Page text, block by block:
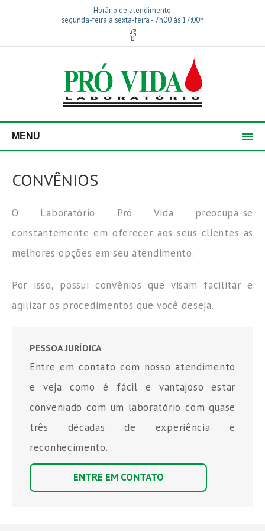
Horário de atendimento:
segunda-feira a sexta-feira - 7h00 às 17:00h
MENU
CONVÊNIOS
O Laboratório Pró Vida preocupa-se
constantemente em oferecer aos seus clientes as
melhores opções em seu atendimento.
Por isso, possui convênios que visam facilitar e
agilizar os procedimentos que você deseja.
PESSOA JURÍDICA
Entre em contato com nosso atendimento
e veja como é fácil e vantajoso estar
conveniado com um laboratório com quase
três décadas de experiência e
reconhecimento.
ENTRE EM CONTATO